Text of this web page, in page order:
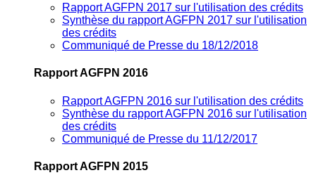
Rapport AGFPN 2017 sur l'utilisation des crédits
Synthèse du rapport AGFPN 2017 sur l'utilisation
des crédits
Communiqué de Presse du 18/12/2018
Rapport AGFPN 2016
Rapport AGFPN 2016 sur l'utilisation des crédits
Synthèse du rapport AGFPN 2016 sur l'utilisation
des crédits
Communiqué de Presse du 11/12/2017
Rapport AGFPN 2015